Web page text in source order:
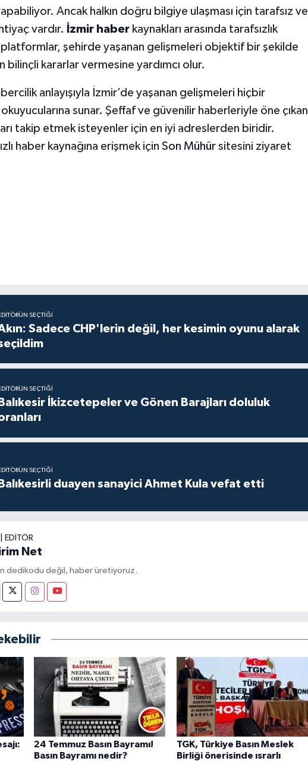
Ancak halkın doğru bilgiye ulaşması için tarafsız ve
vardır. İzmir haberkaynakları arasında tarafsızlık
şehirde yaşanan gelişmeleri objektif bir şekilde
bilinçli kararlar vermesine yardımcı olur.
anlayışıyla İzmir’de yaşanan gelişmeleri hiçbir
sunar. Şeffaf ve güvenilir haberleriyle öne çıkan
takip etmek isteyenler için en iyi adreslerden biridir.
haber kaynağına erişmek için Son Mühürsitesini ziyaret
SEÇTIĞI
Sadece CHP'lerin değil, her kesimin oyunu alarak
SEÇTIĞI
Balıkesir İkizcetepeler ve Gönen Barajları doluluk
SEÇTIĞI
Balıkesirli duayen sanayici Ahmet Kula vefat etti
EDITÖR
Net
dedikodu değil, haber üretiyoruz.
24 Temmuz Basın Bayramı!
Basın Bayramı nedir?
TGK, Türkiye Basın Meslek
Birliği önerisinde ısrarlı